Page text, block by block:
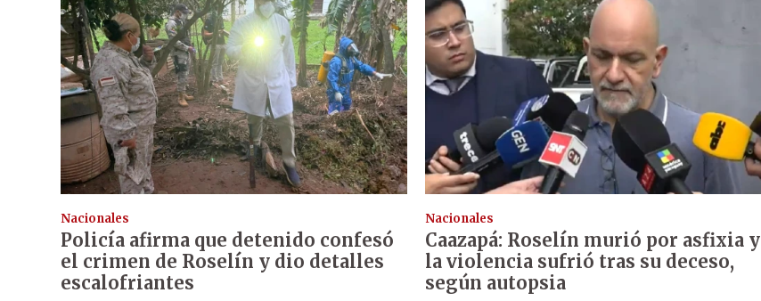
Nacionales
Policía afirma que detenido confesó
el crimen de Roselín y dio detalles
escalofriantes
Nacionales
Caazapá: Roselín murió por asfixia y
la violencia sufrió tras su deceso,
según autopsia